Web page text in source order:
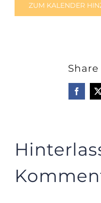
ZUM KALENDER